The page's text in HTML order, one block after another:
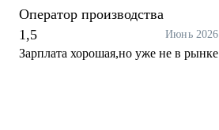
Оператор производства
1,5
Июнь 2026
Зарплата хорошая,но уже не в рынке